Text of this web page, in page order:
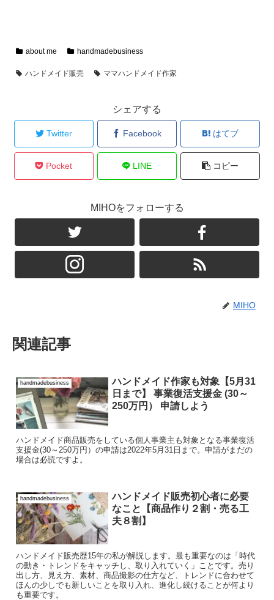
about me handmadebusiness
ハンドメイド販売 ママハンドメイド作家
シェアする
Twitter Facebook はてブ
Pocket LINE コピー
MIHOをフォローする
MIHO
関連記事
handmadebusiness
ハンドメイド作家も対象【5月31
日まで】 事業復活支援金 (30～
250万円） 申請しよう
ハンドメイド商品販売をしている個人事業主も対象となる事業復活
支援金(30～250万円）の申請は2022年5月31日まで。申請がまだの
場合は必読ですよ。
handmadebusiness
ハンドメイド販売初心者に必要
なこと【商品作り２割・売る工
夫８割】
ハンドメイド販売歴15年の私が解説します。最も重要なのは「時代
の動き・トレンドをキャッチし、取り入れていく」ことです。売り
出し方、見え方、素材、商品撮影の仕方など、トレンドに合わせて
ほんの少しでも新しいことを取り入れ、進化し続けることが何より
も重要です。